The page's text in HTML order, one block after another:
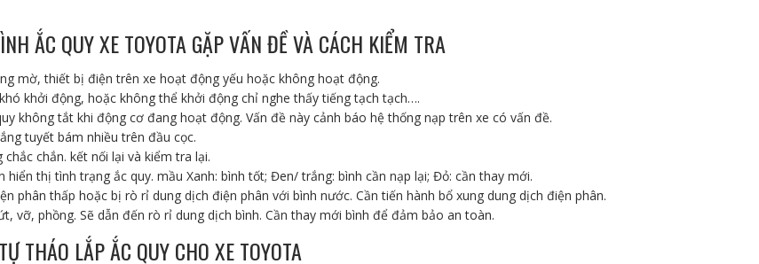
ẮC QUY XE TOYOTA GẶP VẤN ĐỀ VÀ CÁCH KIỂM TRA
mờ, thiết bị điện trên xe hoạt động yếu hoặc không hoạt động.
khởi động, hoặc không thể khởi động chỉ nghe thấy tiếng tạch tạch….
không tắt khi động cơ đang hoạt động. Vấn đề này cảnh báo hệ thống nạp trên xe có vấn đề.
tuyết bám nhiều trên đầu cọc.
chắc chắn. kết nối lại và kiểm tra lại.
hiển thị tình trạng ắc quy. mầu Xanh: bình tốt; Đen/ trắng: bình cần nạp lại; Đỏ: cần thay mới.
phân thấp hoặc bị rò rỉ dung dịch điện phân với bình nước. Cần tiến hành bổ xung dung dịch điện phân.
vỡ, phồng. Sẽ dẫn đến rò rỉ dung dịch bình. Cần thay mới bình để đảm bảo an toàn.
THÁO LẮP ẮC QUY CHO XE TOYOTA